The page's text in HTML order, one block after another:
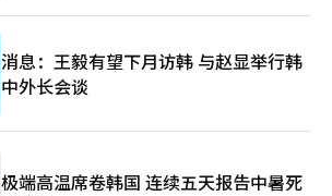
消息：王毅有望下月访韩 与赵显举行韩
中外长会谈
极端高温席卷韩国 连续五天报告中暑死